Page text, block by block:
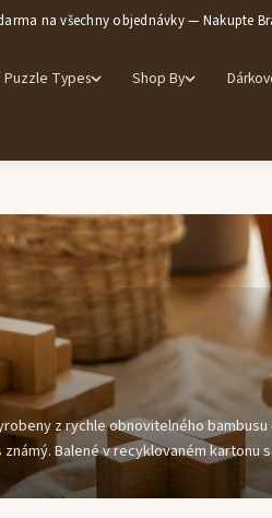
na všechny objednávky — Nakupte
Puzzle Types Shop By
z rychle obnovitelného
Balené v recyklovaném kartonu